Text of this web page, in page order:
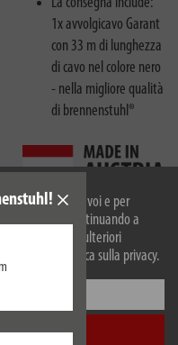
ottimale per voi e per
i cookies. Continuando a
dei cookie. Per ulteriori
la nostra politica sulla privacy.
1x avvolgicavo Garant
con 33 m di lunghezza
di cavo nel colore nero
- nella migliore qualità
di brennenstuhl®